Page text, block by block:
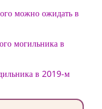
можно ожидать в
могильника в
в 2019-м